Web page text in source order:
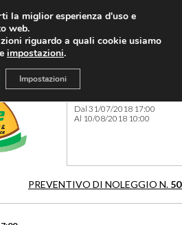
Dal 31/07/2018 17:00
Al 10/08/2018 10:00
PREVENTIVO DI NOLEGGIO N.
la miglior esperienza d'uso e
web.
riguardo a quali cookie usiamo
impostazioni.
Impostazioni